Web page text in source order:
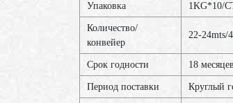
Упаковка 1KG*10/
Количество/
конвейер
22-24mts/
Срок годности 18
Период поставки Круглый